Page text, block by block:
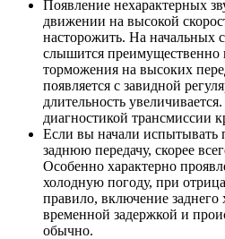
Появление нехарактерных
движении на высокой
насторожить. На начальных
слышится преимущественно
торможения на высоких
появляется с завидной
длительность
диагностикой трансмиссии
Если вы начали испытывать
заднюю передачу, скорее
Особенно характерно
холодную погоду, при
правило, включение заднего
временной задержкой и
обычно.